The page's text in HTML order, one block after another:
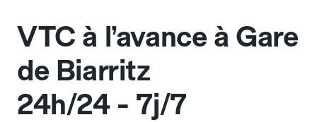
VTC à l’avance à Gare
de Biarritz
24h/24 - 7j/7